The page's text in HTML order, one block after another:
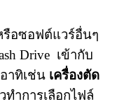
รือซอฟต์แวร์อื่นๆ
Drive เข้ากับ
าทิเช่น เครื่องตัด
ทำการเลือกไฟล์